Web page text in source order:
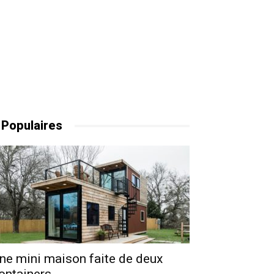
mini maison faite de deux